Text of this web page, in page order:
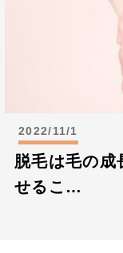
2022/11/1
脱毛は毛の成
せるこ…